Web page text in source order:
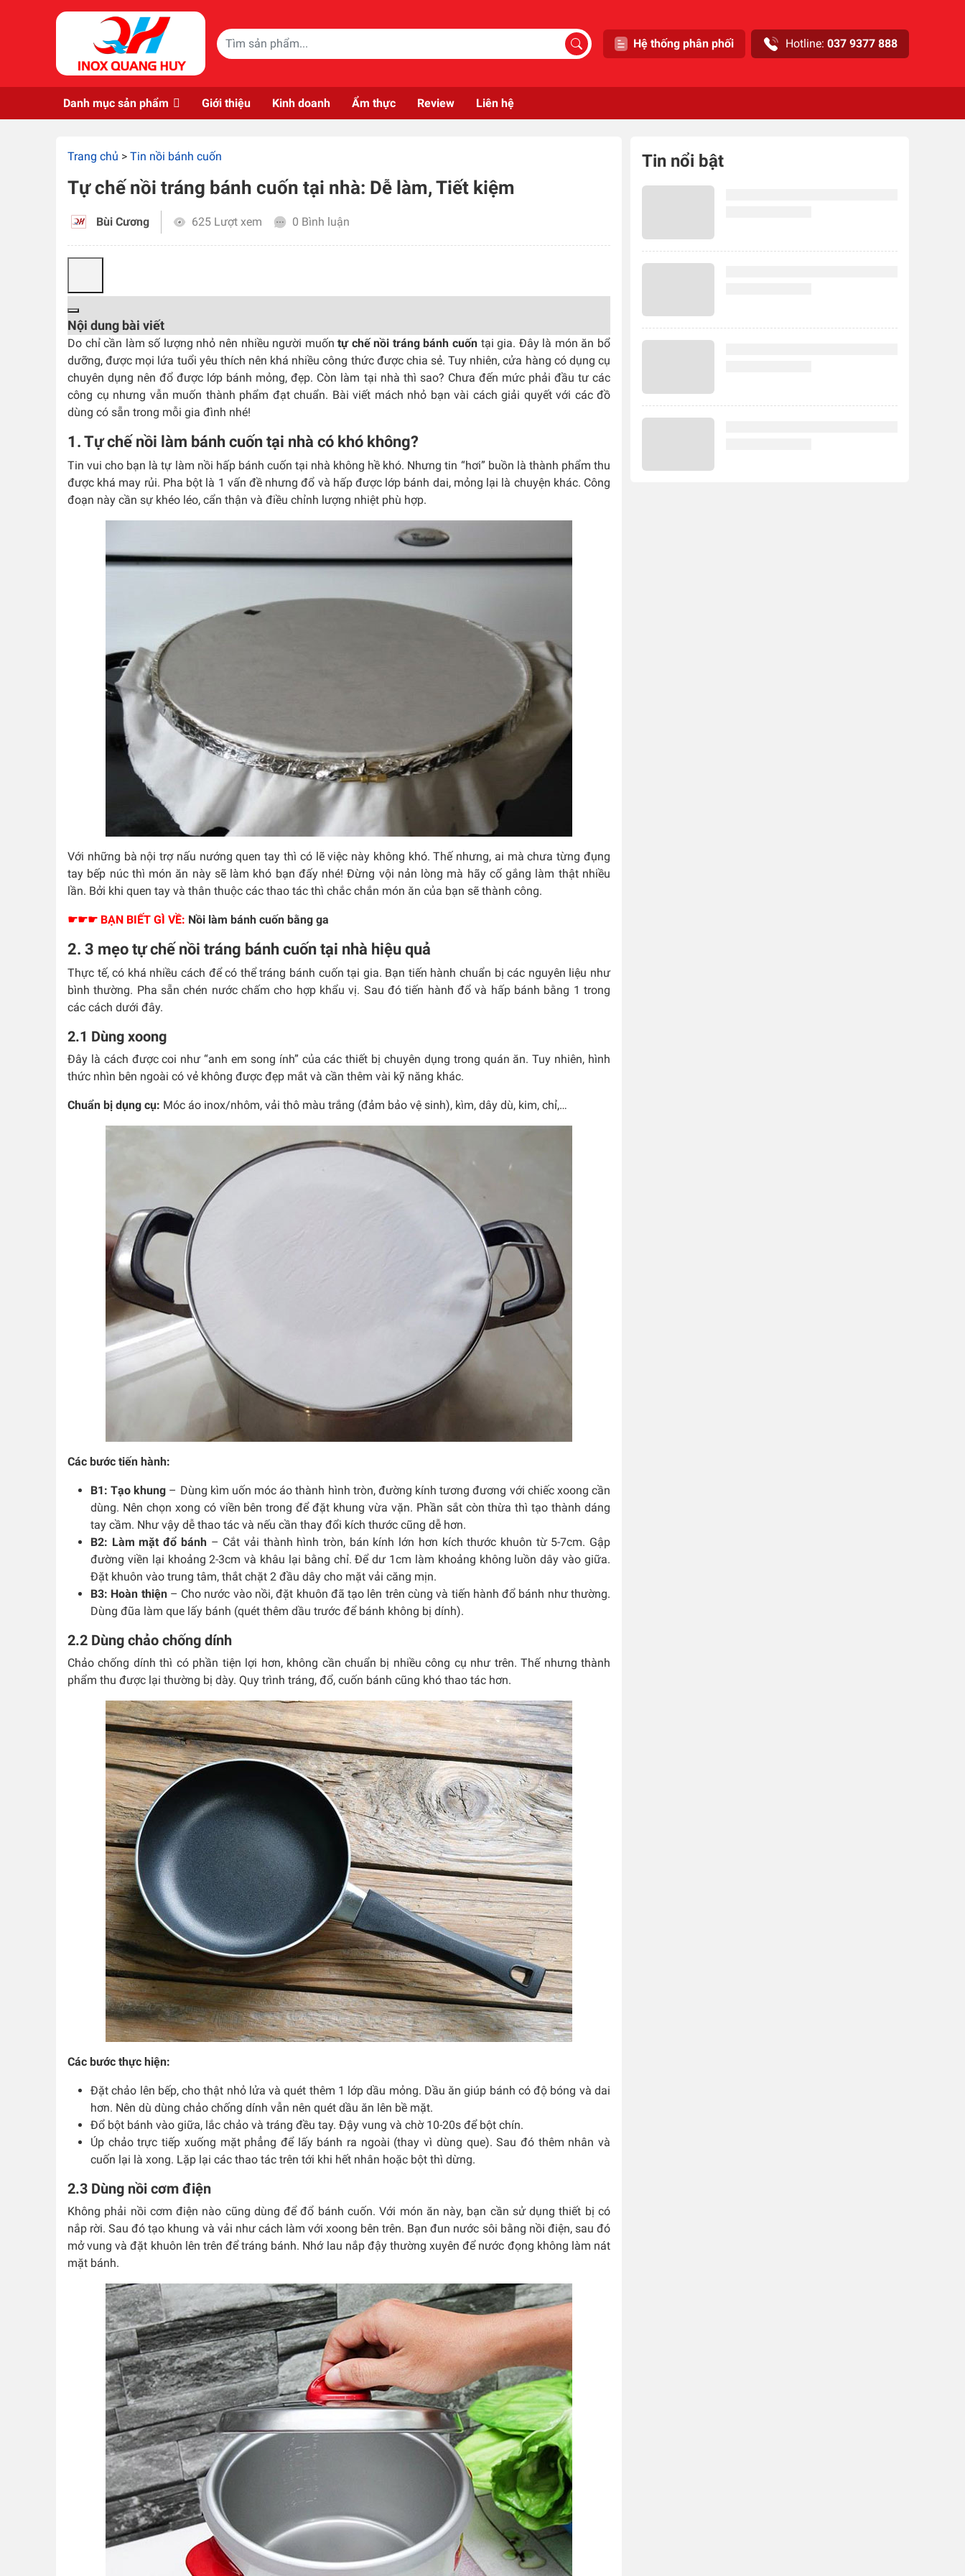
Hệ thống phân phối Hotline: 037 9377 888
Danh mục sản phẩm Giới thiệu Kinh doanh Ẩm thực Review Liên hệ
Trang chủ > Tin nồi bánh cuốn
Tự chế nồi tráng bánh cuốn tại nhà: Dễ làm, Tiết kiệm
Bùi Cương 625 Lượt xem 0 Bình luận
Nội dung bài viết
Do chỉ cần làm số lượng nhỏ nên nhiều người muốntự chế nồi tráng bánh cuốn tại gia. Đây là món ăn bổ
dưỡng, được mọi lứa tuổi yêu thích nên khá nhiều công thức được chia sẻ. Tuy nhiên, cửa hàng có dụng cụ
chuyên dụng nên đổ được lớp bánh mỏng, đẹp. Còn làm tại nhà thì sao? Chưa đến mức phải đầu tư các
công cụ nhưng vẫn muốn thành phẩm đạt chuẩn. Bài viết mách nhỏ bạn vài cách giải quyết với các đồ
dùng có sẵn trong mỗi gia đình nhé!
1. Tự chế nồi làm bánh cuốn tại nhà có khó không?
Tin vui cho bạn là tự làm nồi hấp bánh cuốn tại nhà không hề khó. Nhưng tin “hơi” buồn là thành phẩm thu
được khá may rủi. Pha bột là 1 vấn đề nhưng đổ và hấp được lớp bánh dai, mỏng lại là chuyện khác. Công
đoạn này cần sự khéo léo, cẩn thận và điều chỉnh lượng nhiệt phù hợp.
Với những bà nội trợ nấu nướng quen tay thì có lẽ việc này không khó. Thế nhưng, ai mà chưa từng đụng
tay bếp núc thì món ăn này sẽ làm khó bạn đấy nhé! Đừng vội nản lòng mà hãy cố gắng làm thật nhiều
lần. Bởi khi quen tay và thân thuộc các thao tác thì chắc chắn món ăn của bạn sẽ thành công.
☛☛☛ BẠN BIẾT GÌ VỀ: Nồi làm bánh cuốn bằng ga
2. 3 mẹo tự chế nồi tráng bánh cuốn tại nhà hiệu quả
Thực tế, có khá nhiều cách để có thể tráng bánh cuốn tại gia. Bạn tiến hành chuẩn bị các nguyên liệu như
bình thường. Pha sẵn chén nước chấm cho hợp khẩu vị. Sau đó tiến hành đổ và hấp bánh bằng 1 trong
các cách dưới đây.
2.1 Dùng xoong
Đây là cách được coi như “anh em song ính” của các thiết bị chuyên dụng trong quán ăn. Tuy nhiên, hình
thức nhìn bên ngoài có vẻ không được đẹp mắt và cần thêm vài kỹ năng khác.
Chuẩn bị dụng cụ: Móc áo inox/nhôm, vải thô màu trắng (đảm bảo vệ sinh), kìm, dây dù, kim, chỉ,…
Các bước tiến hành:
B1: Tạo khung – Dùng kìm uốn móc áo thành hình tròn, đường kính tương đương với chiếc xoong cần
dùng. Nên chọn xong có viền bên trong để đặt khung vừa vặn. Phần sắt còn thừa thì tạo thành dáng
tay cầm. Như vậy dễ thao tác và nếu cần thay đổi kích thước cũng dễ hơn.
B2: Làm mặt đổ bánh – Cắt vải thành hình tròn, bán kính lớn hơn kích thước khuôn từ 5-7cm. Gập
đường viền lại khoảng 2-3cm và khâu lại bằng chỉ. Để dư 1cm làm khoảng không luồn dây vào giữa.
Đặt khuôn vào trung tâm, thắt chặt 2 đầu dây cho mặt vải căng mịn.
B3: Hoàn thiện– Cho nước vào nồi, đặt khuôn đã tạo lên trên cùng và tiến hành đổ bánh như thường.
Dùng đũa làm que lấy bánh (quét thêm dầu trước để bánh không bị dính).
2.2 Dùng chảo chống dính
Chảo chống dính thì có phần tiện lợi hơn, không cần chuẩn bị nhiều công cụ như trên. Thế nhưng thành
phẩm thu được lại thường bị dày. Quy trình tráng, đổ, cuốn bánh cũng khó thao tác hơn.
Các bước thực hiện:
Đặt chảo lên bếp, cho thật nhỏ lửa và quét thêm 1 lớp dầu mỏng. Dầu ăn giúp bánh có độ bóng và dai
hơn. Nên dù dùng chảo chống dính vẫn nên quét dầu ăn lên bề mặt.
Đổ bột bánh vào giữa, lắc chảo và tráng đều tay. Đậy vung và chờ 10-20s để bột chín.
Úp chảo trực tiếp xuống mặt phẳng để lấy bánh ra ngoài (thay vì dùng que). Sau đó thêm nhân và
cuốn lại là xong. Lặp lại các thao tác trên tới khi hết nhân hoặc bột thì dừng.
2.3 Dùng nồi cơm điện
Không phải nồi cơm điện nào cũng dùng để đổ bánh cuốn. Với món ăn này, bạn cần sử dụng thiết bị có
nắp rời. Sau đó tạo khung và vải như cách làm với xoong bên trên. Bạn đun nước sôi bằng nồi điện, sau đó
mở vung và đặt khuôn lên trên để tráng bánh. Nhớ lau nắp đậy thường xuyên để nước đọng không làm nát
mặt bánh.
Tin nổi bật